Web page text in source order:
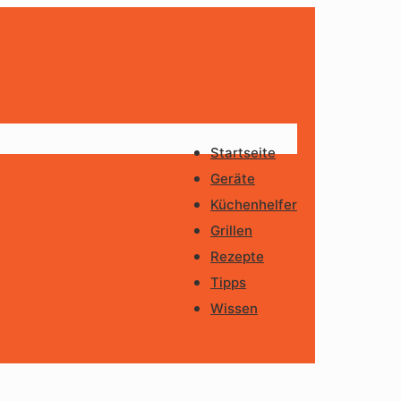
Startseite
Geräte
Küchenhelfer
Grillen
Rezepte
Tipps
Wissen